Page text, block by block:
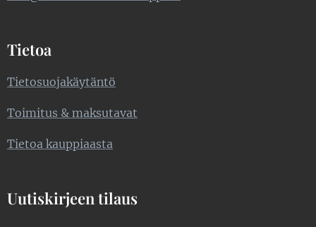
Tietoa
Tietosuojakäytäntö
Toimitus & maksutavat
Tietoa kauppiaasta
Uutiskirjeen tilaus